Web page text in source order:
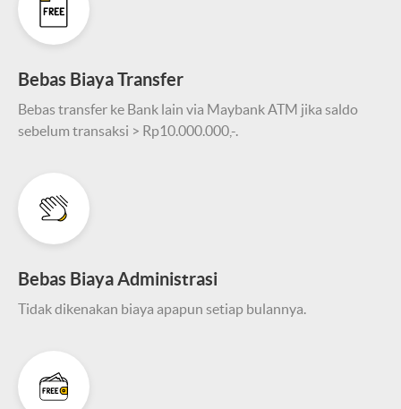
Bebas Biaya Transfer
Bebas transfer ke Bank lain via Maybank ATM jika saldo
sebelum transaksi > Rp10.000.000,-.
Bebas Biaya Administrasi
Tidak dikenakan biaya apapun setiap bulannya.